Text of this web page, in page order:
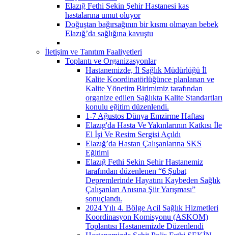
Elazığ Fethi Sekin Şehir Hastanesi kas
hastalarına umut oluyor
Doğuştan bağırsağının bir kısmı olmayan bebek
Elazığ’da sağlığına kavuştu
İletişim ve Tanıtım Faaliyetleri
Toplantı ve Organizasyonlar
Hastanemizde, İl Sağlık Müdürlüğü İl
Kalite Koordinatörlüğünce planlanan ve
Kalite Yönetim Birimimiz tarafından
organize edilen Sağlıkta Kalite Standartları
konulu eğitim düzenlendi.
1-7 Ağustos Dünya Emzirme Haftası
Elazıg'da Hasta Ve Yakınlarının Katkısı İle
El İşi Ve Resim Sergisi Açıldı
Elazığ’da Hastan Çalışanlarına SKS
Eğitimi
Elazığ Fethi Sekin Şehir Hastanemiz
tarafından düzenlenen “6 Şubat
Depremlerinde Hayatını Kaybeden Sağlık
Çalışanları Anısına Şiir Yarışması”
sonuçlandı.
2024 Yılı 4. Bölge Acil Sağlık Hizmetleri
Koordinasyon Komisyonu (ASKOM)
Toplantısı Hastanemizde Düzenlendi